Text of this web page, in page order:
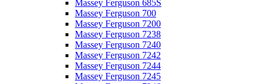
Massey Ferguson 685S
Massey Ferguson 700
Massey Ferguson 7200
Massey Ferguson 7238
Massey Ferguson 7240
Massey Ferguson 7242
Massey Ferguson 7244
Massey Ferguson 7245